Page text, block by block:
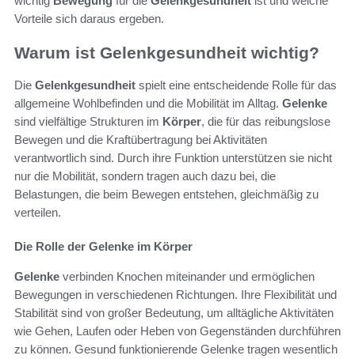
Vorteile sich daraus ergeben.
Warum ist Gelenkgesundheit wichtig?
Die Gelenkgesundheit spielt eine entscheidende Rolle für das
allgemeine Wohlbefinden und die Mobilität im Alltag. Gelenke
sind vielfältige Strukturen im Körper, die für das reibungslose
Bewegen und die Kraftübertragung bei Aktivitäten
verantwortlich sind. Durch ihre Funktion unterstützen sie nicht
nur die Mobilität, sondern tragen auch dazu bei, die
Belastungen, die beim Bewegen entstehen, gleichmäßig zu
verteilen.
Die Rolle der Gelenke im Körper
Gelenke verbinden Knochen miteinander und ermöglichen
Bewegungen in verschiedenen Richtungen. Ihre Flexibilität und
Stabilität sind von großer Bedeutung, um alltägliche Aktivitäten
wie Gehen, Laufen oder Heben von Gegenständen durchführen
zu können. Gesund funktionierende Gelenke tragen wesentlich